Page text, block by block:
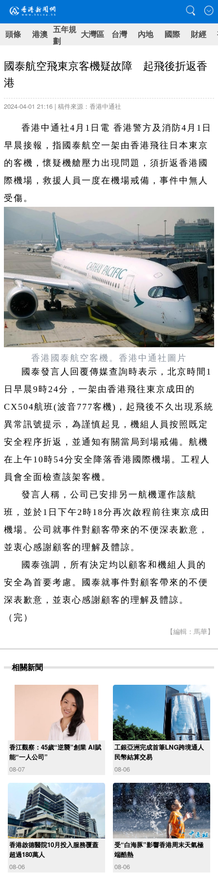
頭條 港澳 五年規
劃
大灣區 台灣 內地 國際 財經
國泰航空飛東京客機疑故障 起飛後折返香
港
2024-04-01 21:16 | 稿件來源：香港中通社
香港中通社4月1日電 香港警方及消防4月1日
早晨接報，指國泰航空一架由香港飛往日本東京
的客機，懷疑機艙壓力出現問題，須折返香港國
際機場，救援人員一度在機場戒備，事件中無人
受傷。
香港國泰航空客機。 香港中通社 圖片
國泰發言人回覆傳媒查詢時表示，北京時間1
日早晨9時24分，一架由香港飛往東京成田的
CX504航班(波音777客機)，起飛後不久出現系統
異常訊號提示，為謹慎起見，機組人員按照既定
安全程序折返，並通知有關當局到場戒備。航機
在上午10時54分安全降落香港國際機場。工程人
員會全面檢查該架客機。
發言人稱，公司已安排另一航機運作該航
班，並於1日下午2時18分再次啟程前往東京成田
機場。公司就事件對顧客帶來的不便深表歉意，
並衷心感謝顧客的理解及體諒。
國泰強調，所有決定均以顧客和機組人員的
安全為首要考慮。國泰就事件對顧客帶來的不便
深表歉意，並衷心感謝顧客的理解及體諒。
（完）
【編輯：馬華】
相關新聞
香江觀察：45歲“逆襲”創業 AI賦
能“一人公司”
08-07
工銀亞洲完成首筆LNG跨境通人
民幣結算交易
08-06
香港啟德醫院10月投入服務覆蓋
超過180萬人
08-06
受“白海豚”影響香港周末天氣極
端酷熱
08-06